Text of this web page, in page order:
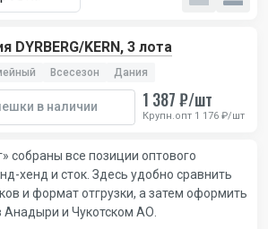
DYRBERG/KERN, 3 лота
Всесезон Дания
в наличии 1 387 ₽/шт
Крупн.опт 1 176 ₽/шт
собраны все позиции оптового
хенд и сток. Здесь удобно сравнить
и формат отгрузки, а затем оформить
Анадыри и Чукотском АО.